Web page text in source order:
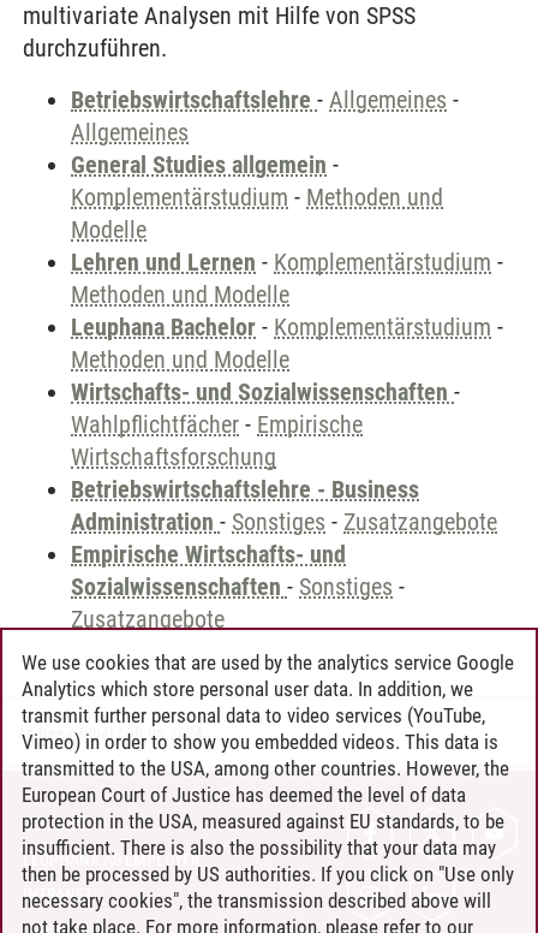
multivariate Analysen mit Hilfe von SPSS
durchzuführen.
Betriebswirtschaftslehre - Allgemeines -
Allgemeines
General Studies allgemein -
Komplementärstudium - Methoden und
Modelle
Lehren und Lernen - Komplementärstudium -
Methoden und Modelle
Leuphana Bachelor - Komplementärstudium -
Methoden und Modelle
Wirtschafts- und Sozialwissenschaften -
Wahlpflichtfächer - Empirische
Wirtschaftsforschung
Betriebswirtschaftslehre - Business
Administration - Sonstiges - Zusatzangebote
Empirische Wirtschafts- und
Sozialwissenschaften - Sonstiges -
Zusatzangebote
Andreea Tribel 30.06.2024
CONTACT
LEUPHANA AS EMPLOYER
INTRANET
We use cookies that are used by the analytics service Google
Analytics which store personal user data. In addition, we
transmit further personal data to video services (YouTube,
Vimeo) in order to show you embedded videos. This data is
transmitted to the USA, among other countries. However, the
European Court of Justice has deemed the level of data
protection in the USA, measured against EU standards, to be
insufficient. There is also the possibility that your data may
then be processed by US authorities. If you click on "Use only
necessary cookies", the transmission described above will
not take place. For more information, please refer to our